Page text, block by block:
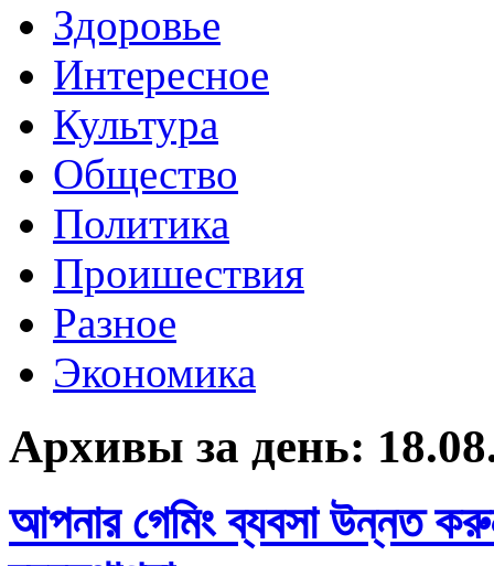
Здоровье
Интересное
Культура
Общество
Политика
Проишествия
Разное
Экономика
Архивы за день:
আপনার গেমিং ব্যবসা উন্নত